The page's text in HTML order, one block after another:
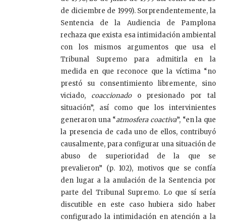
de diciembre de 1999). Sorprendentemente, la
Sentencia de la Audiencia de Pamplona
rechaza que exista esa intimidación ambiental
con los mismos argumentos que usa el
Tribunal Supremo para admitirla en la
medida en que reconoce que la víctima “no
prestó su consentimiento libremente, sino
viciado, coaccionadoo presionado por tal
situación”, así como que los intervinientes
generaron una “atmosfera coactiva”, “en la que
la presencia de cada uno de ellos, contribuyó
causalmente, para configurar una situación de
abuso de superioridad de la que se
prevalieron” (p. 102), motivos que se confía
den lugar a la anulación de la Sentencia por
parte del Tribunal Supremo. Lo que sí sería
discutible en este caso hubiera sido haber
configurado la intimidación en atención a la